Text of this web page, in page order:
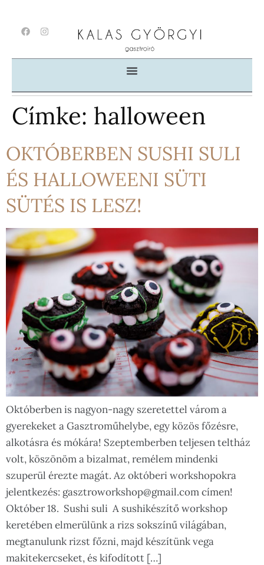
Címke: halloween
OKTÓBERBEN SUSHI SULI
ÉS HALLOWEENI SÜTI
SÜTÉS IS LESZ!
Októberben is nagyon-nagy szeretettel várom a
gyerekeket a Gasztroműhelybe, egy közös főzésre,
alkotásra és mókára! Szeptemberben teljesen teltház
volt, köszönöm a bizalmat, remélem mindenki
szuperül érezte magát. Az októberi workshopokra
jelentkezés: gasztroworkshop@gmail.com címen!
Október 18. Sushi suli A sushikészítő workshop
keretében elmerülünk a rizs sokszínű világában,
megtanulunk rizst főzni, majd készítünk vega
makitekercseket, és kifodított […]